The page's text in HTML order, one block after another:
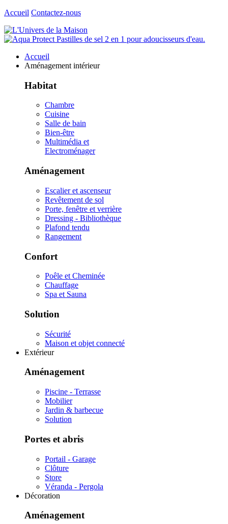
Accueil Contactez-nous
Accueil
Aménagement intérieur
Habitat
Chambre
Cuisine
Salle de bain
Bien-être
Multimédia et
Electroménager
Aménagement
Escalier et ascenseur
Revêtement de sol
Porte, fenêtre et verrière
Dressing - Bibliothèque
Plafond tendu
Rangement
Confort
Poêle et Cheminée
Chauffage
Spa et Sauna
Solution
Sécurité
Maison et objet connecté
Extérieur
Aménagement
Piscine - Terrasse
Mobilier
Jardin & barbecue
Solution
Portes et abris
Portail - Garage
Clôture
Store
Véranda - Pergola
Décoration
Aménagement